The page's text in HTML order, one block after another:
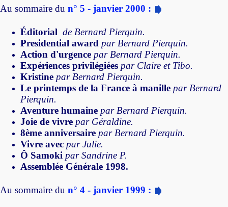
Au sommaire du n° 5 - janvier 2000 :
Éditorial de Bernard Pierquin.
Presidential award par Bernard Pierquin.
Action d'urgence par Bernard Pierquin.
Expériences privilégiées par Claire et Tibo.
Kristine par Bernard Pierquin.
Le printemps de la France à manille par Bernard
Pierquin.
Aventure humaine par Bernard Pierquin.
Joie de vivre par Géraldine.
8ème anniversaire par Bernard Pierquin.
Vivre avec par Julie.
Ô Samoki par Sandrine P.
Assemblée Générale 1998.
Au sommaire du n° 4 - janvier 1999 :